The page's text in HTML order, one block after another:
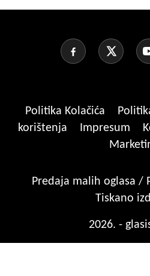
Politika Kolačića
korištenja
Impresum
Predaja malih oglasa /
Tiskano
2026. -